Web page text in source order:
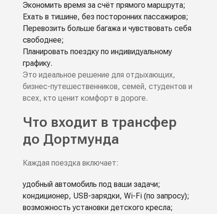
Экономить время за счёт прямого маршрута;
Ехать в тишине, без посторонних пассажиров;
Перевозить больше багажа и чувствовать себя
свободнее;
Планировать поездку по индивидуальному
графику.
Это идеальное решение для отдыхающих,
бизнес-путешественников, семей, студентов и
всех, кто ценит комфорт в дороге.
Что входит в трансфер
до Дортмунда
Каждая поездка включает:
удобный автомобиль под ваши задачи;
кондиционер, USB-зарядки, Wi-Fi (по запросу);
возможность установки детского кресла;